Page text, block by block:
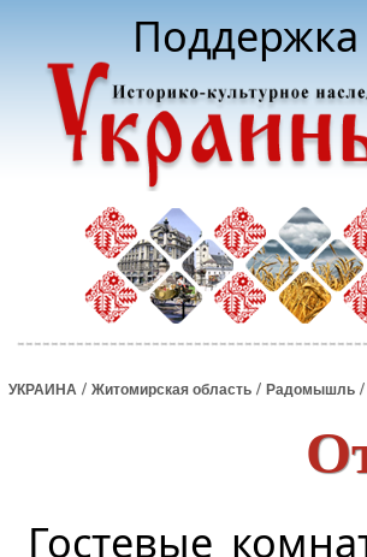
Поддержка
УКРАИНА / Житомирская область / Радомышль /
Гостевые